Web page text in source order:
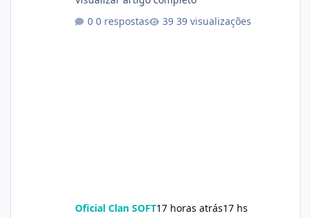
0 respostas
39 visualizações
Oficial Clan SOFT17 horas atrás17 hs